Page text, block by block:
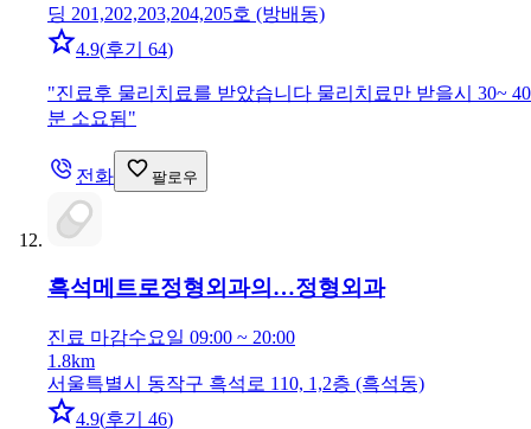
딩 201,202,203,204,205호 (방배동)
4.9(후기 64)
"진료후 물리치료를 받았습니다 물리치료만 받을시 30~ 40
분 소요됨"
전화 팔로우
흑석메트로정형외과의…정형외과
진료 마감수요일 09:00 ~ 20:00
1.8km
서울특별시 동작구 흑석로 110, 1,2층 (흑석동)
4.9(후기 46)